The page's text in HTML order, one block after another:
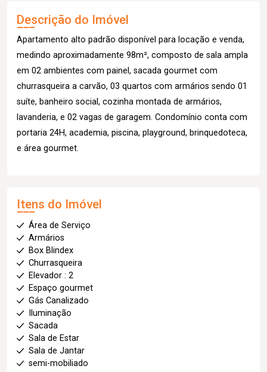
Descrição do Imóvel
Apartamento alto padrão disponível para locação e venda,
medindo aproximadamente 98m², composto de sala ampla
em 02 ambientes com painel, sacada gourmet com
churrasqueira a carvão, 03 quartos com armários sendo 01
suíte, banheiro social, cozinha montada de armários,
lavanderia, e 02 vagas de garagem. Condomínio conta com
portaria 24H, academia, piscina, playground, brinquedoteca,
e área gourmet.
Itens do Imóvel
Área de Serviço
Armários
Box Blindex
Churrasqueira
Elevador : 2
Espaço gourmet
Gás Canalizado
Iluminação
Sacada
Sala de Estar
Sala de Jantar
semi-mobiliado